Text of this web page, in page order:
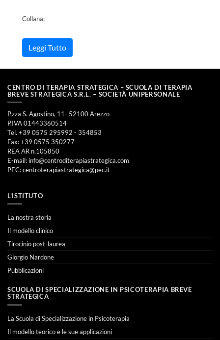
Collana:
Leggi Tutto
CENTRO DI TERAPIA STRATEGICA – SCUOLA DI TERAPIA
BREVE STRATEGICA S.R.L. – SOCIETÀ UNIPERSONALE
P.zza S. Agostino, 11- 52100 Arezzo
P.IVA 01443360514
Tel. +39 0575 295992 - 354853
Fax: +39 0575 350277
REA AR n.105850
E-mail: info@centroditerapiastrategica.com
PEC:centroterapiastrategica@pec.it
L’ISTITUTO
La nostra storia
Il modello clinico
Tirocinio post-laurea
Giorgio Nardone
Pubblicazioni
SCUOLA DI SPECIALIZZAZIONE IN PSICOTERAPIA BREVE
STRATEGICA
La Scuola di Specializzazione in Psicoterapia
Il modello teorico e le sue applicazioni